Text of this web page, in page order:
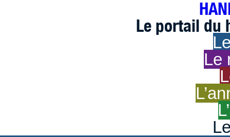
Le portail du
Le